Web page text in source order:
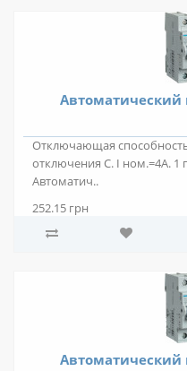
Автоматический
Отключающая
отключения C. I ном.=4А.
Автоматич..
252.15 грн
Автоматический